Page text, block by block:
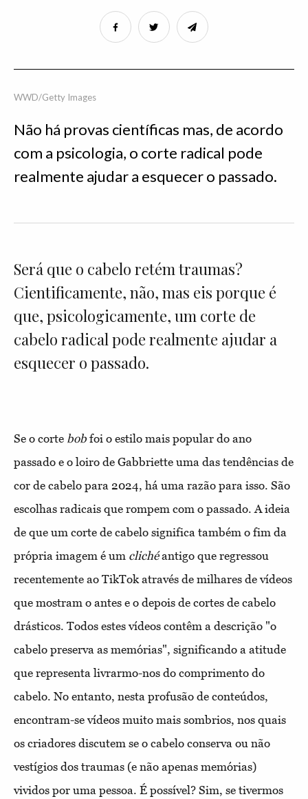
WWD/Getty Images
Não há provas científicas mas, de acordo
com a psicologia, o corte radical pode
realmente ajudar a esquecer o passado.
Será que o cabelo retém traumas?
Cientificamente, não, mas eis porque é
que, psicologicamente, um corte de
cabelo radical pode realmente ajudar a
esquecer o passado.
Se o corte bob foi o estilo mais popular do ano
passado e o loiro de Gabbriette uma das tendências de
cor de cabelo para 2024, há uma razão para isso. São
escolhas radicais que rompem com o passado. A ideia
de que um corte de cabelo significa também o fim da
própria imagem é um clichéantigo que regressou
recentemente ao TikTok através de milhares de vídeos
que mostram o antes e o depois de cortes de cabelo
drásticos. Todos estes vídeos contêm a descrição "o
cabelo preserva as memórias", significando a atitude
que representa livrarmo-nos do comprimento do
cabelo. No entanto, nesta profusão de conteúdos,
encontram-se vídeos muito mais sombrios, nos quais
os criadores discutem se o cabelo conserva ou não
vestígios dos traumas (e não apenas memórias)
vividos por uma pessoa. É possível? Sim, se tivermos